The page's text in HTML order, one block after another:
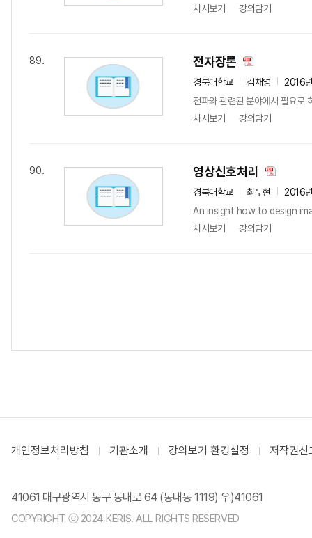
차시보기
강의담기
89. 전자장론
경북대학교 김채영
2016
전파와 관련된 분야에서 필요로
차시보기
강의담기
90. 영상신호처리
경북대학교 최두현
2016
An insight how to design
차시보기
강의담기
개인정보처리방침 기관소개 강의보기 환경설정 저작권신
41061 대구광역시 동구 동내로 64 (동내동 1119) 우)41061
COPYRIGHT ⓒ 2024 KERIS. ALL RIGHTS RESERVED